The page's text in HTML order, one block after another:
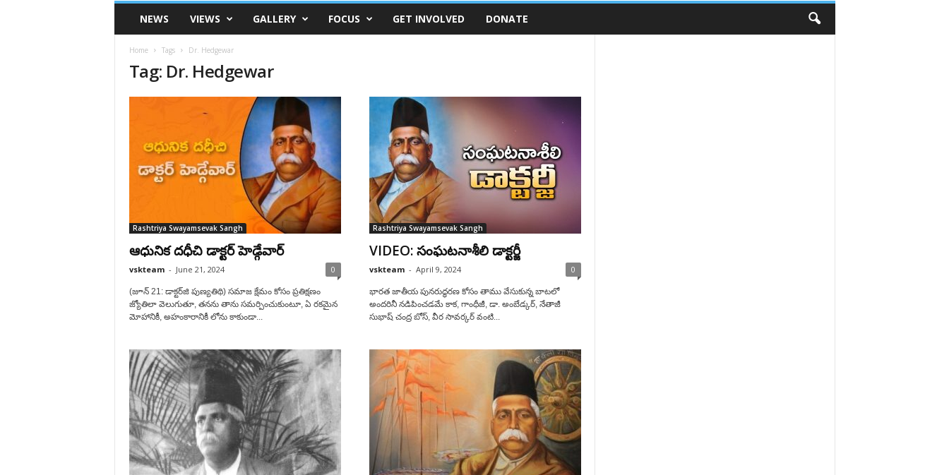
VSK
TelanganaNEWS VIEWS GALLERY FOCUS GET INVOLVED DONATE
Home Tags Dr. Hedgewar
Tag: Dr. Hedgewar
Rashtriya Swayamsevak Sangh
ఆధునిక దధీచి డాక్టర్‌ హెడ్గేవార్‌
vskteam - June 21, 2024 0
(జూన్ 21: డాక్టర్‌జి పుణ్యతిథి) సమాజ క్షేమం కోసం ప్రతిక్షణం
జ్యోతిలా వెలుగుతూ, తనను తాను సమర్పించుకుంటూ, ఏ రకమైన
మోహానికీ, అహంకారానికీ లోను కాకుండా...
Rashtriya Swayamsevak Sangh
VIDEO: సంఘటనాశీలి డాక్టర్జీ
vskteam - April 9, 2024 0
భారత జాతీయ పునరుద్ధరణ కోసం తాము వేసుకున్న బాటలో
అందరినీ నడిపించడమే కాక, గాంధీజీ, డా. అంబేడ్కర్, నేతాజీ
సుభాష్ చంద్ర బోస్, వీర సావర్కర్ వంటి...